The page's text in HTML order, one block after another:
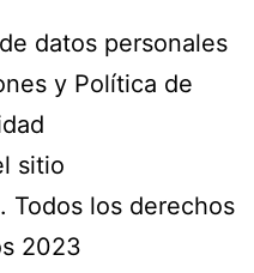
datos personales
y Política de
sitio
los derechos
2023